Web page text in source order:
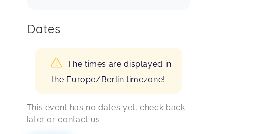
Dates
The times are displayed in
the Europe/Berlin timezone!
This event has no dates yet, check back
later or contact us.